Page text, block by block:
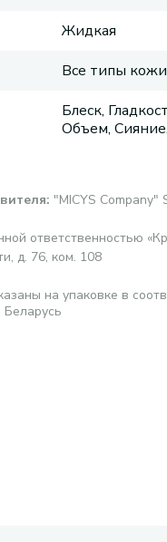
Жидкая
Все типы кожи
Блеск,
Объем,
: "MICYS Company"
ответственностью
д. 76, ком. 108
на упаковке в
Беларусь